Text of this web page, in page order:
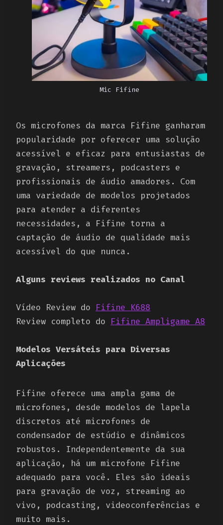
Mic Fifine
Os microfones da marca Fifine ganharam
popularidade por oferecer uma solução
acessível e eficaz para entusiastas de
gravação, streamers, podcasters e
profissionais de áudio amadores. Com
uma variedade de modelos projetados
para atender a diferentes
necessidades, a Fifine torna a
captação de áudio de qualidade mais
acessível do que nunca.
Alguns reviews realizados no Canal
Vídeo Review do Fifine K688
Review completo do Fifine Ampligame A8
Modelos Versáteis para Diversas
Aplicações
Fifine oferece uma ampla gama de
microfones, desde modelos de lapela
discretos até microfones de
condensador de estúdio e dinâmicos
robustos. Independentemente da sua
aplicação, há um microfone Fifine
adequado para você. Eles são ideais
para gravação de voz, streaming ao
vivo, podcasting, videoconferências e
muito mais.